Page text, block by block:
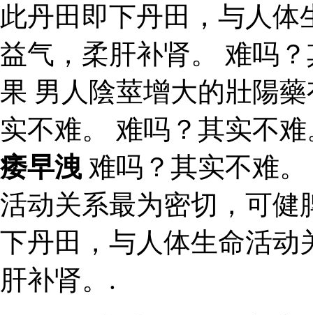
此丹田即下丹田，与人
益气，柔肝补肾。 难吗
果 男人陰莖增大的壯陽
实不难。 难吗？其实不
痿早洩 难吗？其实不难
活动关系最为密切，可健
下丹田，与人体生命活动
肝补肾。.